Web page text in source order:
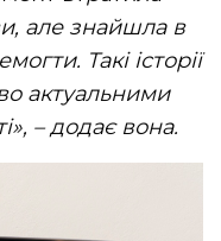
але знайшла в
Такі історії
актуальними
– додає вона.